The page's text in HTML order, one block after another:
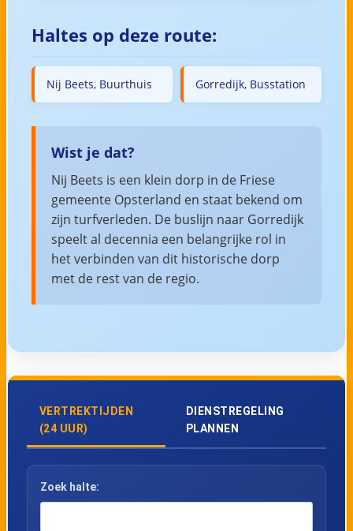
Haltes op deze route:
Nij Beets, Buurthuis Gorredijk, Busstation
Wist je dat?
Nij Beets is een klein dorp in de Friese
gemeente Opsterland en staat bekend om
zijn turfverleden. De buslijn naar Gorredijk
speelt al decennia een belangrijke rol in
het verbinden van dit historische dorp
met de rest van de regio.
VERTREKTIJDEN
(24 UUR)
DIENSTREGELING
PLANNEN
Zoek halte: